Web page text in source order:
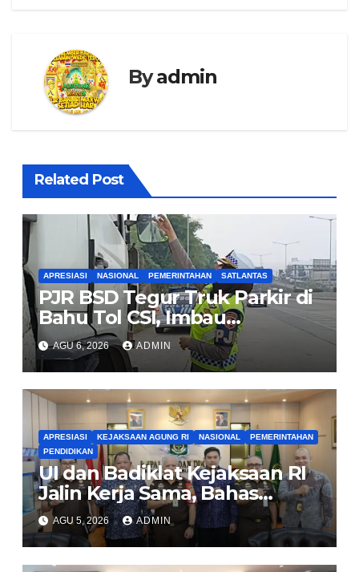
Byadmin
Related Post
APRESIASI NASIONAL PEMERINTAHAN SATLANTAS
PJR BSD Tegur Truk Parkir di
Bahu Tol CSI, Imbau
Pengendara Tertib
AGU 6, 2026 ADMIN
APRESIASI KEJAKSAAN AGUNG RI NASIONAL
PEMERINTAHAN
PENDIDIKAN
UI dan Badiklat Kejaksaan RI
Jalin Kerja Sama, Bahas
Pembentukan Pusat Studi
Kajian Kejaksaan
AGU 5, 2026 ADMIN